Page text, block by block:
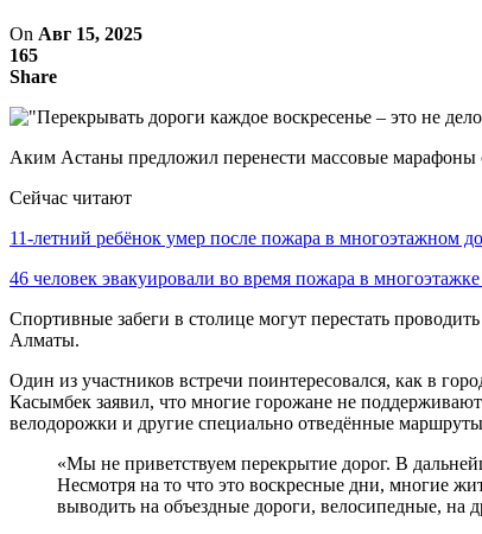
On Авг 15, 2025
165
Share
Аким Астаны предложил перенести массовые марафоны
Сейчас читают
11-летний ребёнок умер после пожара в многоэтажном
46 человек эвакуировали во время пожара в
Спортивные забеги в столице могут перестать
Алматы.
Один из участников встречи поинтересовался, как в
Касымбек заявил, что многие горожане не
велодорожки и другие специально отведённые
«Мы не приветствуем перекрытие дорог. В
Несмотря на то что это воскресные дни, многие
выводить на объездные дороги, велосипедные, на